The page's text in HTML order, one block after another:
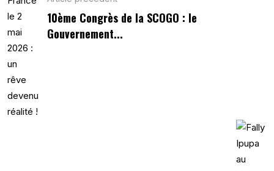
10ème Congrès de la SCOGO : le
Gouvernement...